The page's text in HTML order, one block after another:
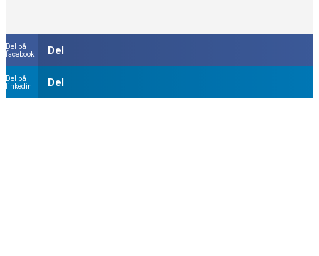
Del på
facebook
Del
Del på
linkedin
Del